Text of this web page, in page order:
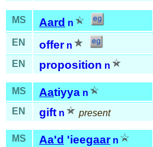
MS Aard n
EN offer n
EN
proposition n
MS Aatiyya n
EN gift n present
MS Aa'd 'ieegaar n